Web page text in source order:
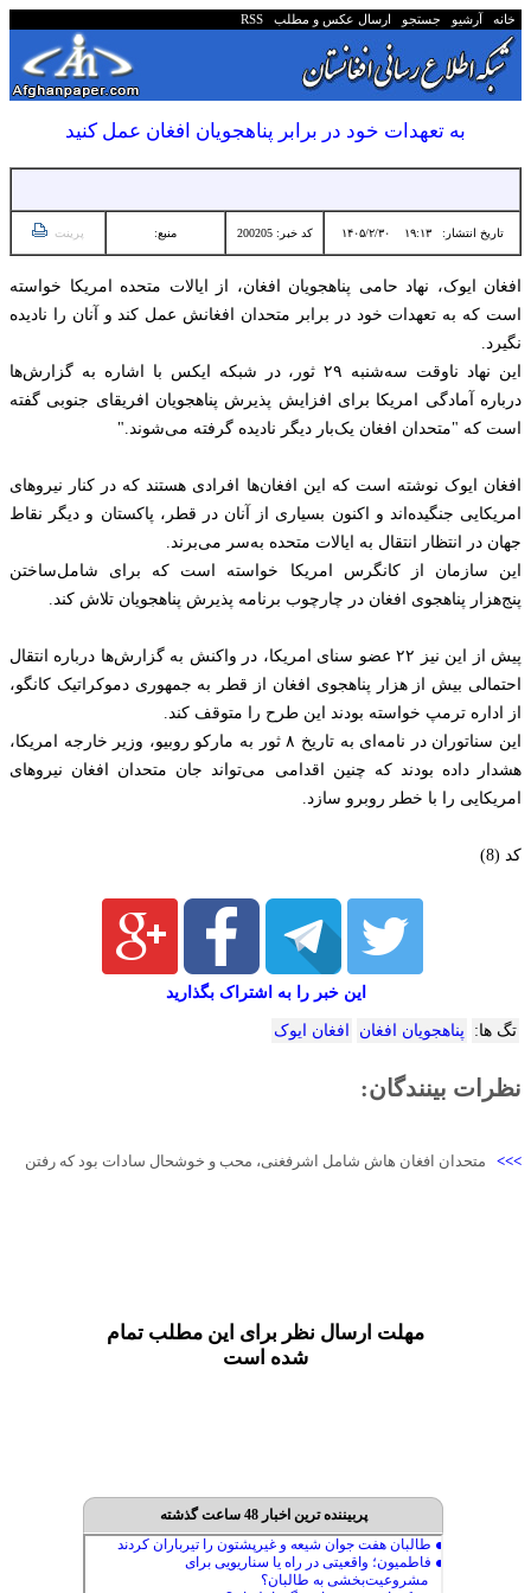
خانه آرشیو جستجو ارسال عکس و مطلب RSS
به تعهدات خود در برابر پناهجویان افغان‌ عمل کنید
تاریخ انتشار:۱۹:۱۳ ۱۴۰۵/۲/۳۰ کد خبر: 200205 منبع: پرینت
افغان ایوک، نهاد حامی پناهجویان افغان، از ایالات متحده امریکا خواسته
است که به تعهدات خود در برابر متحدان افغانش عمل کند و آنان را نادیده
نگیرد.
این نهاد ناوقت سه‌شنبه ۲۹ ثور، در شبکه ایکس با اشاره به گزارش‌ها
درباره آمادگی امریکا برای افزایش پذیرش پناهجویان افریقای جنوبی گفته
است که "متحدان افغان یک‌بار دیگر نادیده گرفته می‌شوند."
افغان ایوک نوشته است که این افغان‌ها افرادی هستند که در کنار نیروهای
امریکایی جنگیده‌اند و اکنون بسیاری از آنان در قطر، پاکستان و دیگر نقاط
جهان در انتظار انتقال به ایالات متحده به‌سر می‌برند.
این سازمان از کانگرس امریکا خواسته است که برای شامل‌ساختن
پنج‌هزار پناهجوی افغان در چارچوب برنامه پذیرش پناهجویان تلاش کند.
پیش از این نیز ۲۲ عضو سنای امریکا، در واکنش به گزارش‌ها درباره انتقال
احتمالی بیش از هزار پناهجوی افغان از قطر به جمهوری دموکراتیک کانگو،
از اداره ترمپ خواسته بودند این طرح را متوقف کند.
این سناتوران در نامه‌ای به تاریخ ۸ ثور به مارکو روبیو، وزیر خارجه امریکا،
هشدار داده بودند که چنین اقدامی می‌تواند جان متحدان افغان نیروهای
امریکایی را با خطر روبرو سازد.
کد (8)
این خبر را به اشتراک بگذارید
تگ ها: پناهجویان افغان‌ افغان ایوک
نظرات بینندگان:
>>> متحدان افغان هاش شامل اشرفغنی، محب و خوشحال سادات بود که رفتن
مهلت ارسال نظر برای این مطلب تمام
شده است
پربیننده ترین اخبار 48 ساعت گذشته